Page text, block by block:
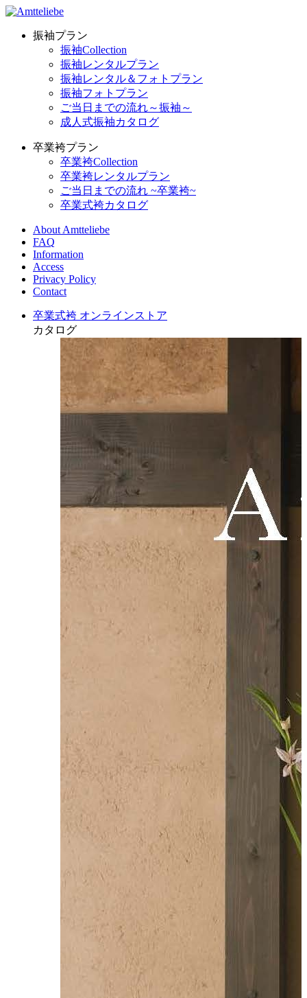
振袖プラン
振袖Collection
振袖レンタルプラン
振袖レンタル＆フォトプラン
振袖フォトプラン
ご当日までの流れ～振袖～
成人式振袖カタログ
卒業袴プラン
卒業袴Collection
卒業袴レンタルプラン
ご当日までの流れ ~卒業袴~
卒業式袴カタログ
About Amtteliebe
FAQ
Information
Access
Privacy Policy
Contact
卒業式袴 オンラインストア
カタログ